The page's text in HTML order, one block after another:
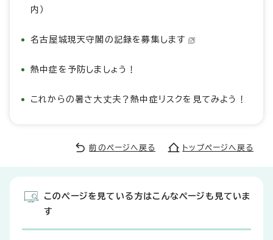
内）
名古屋城現天守閣の記録を募集します
熱中症を予防しましょう！
これからの暑さ大丈夫？熱中症リスクを見てみよう！
前のページへ戻る トップページへ戻る
このページを見ている方はこんなページも見ていま
す